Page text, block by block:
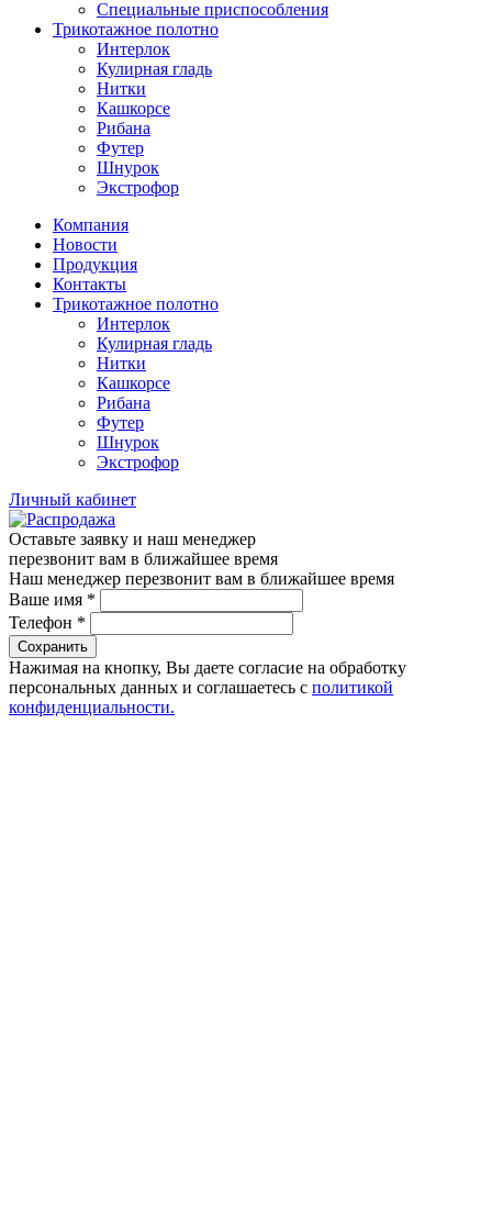
Специальные приспособления
Трикотажное полотно
Интерлок
Кулирная гладь
Нитки
Кашкорсе
Рибана
Футер
Шнурок
Экстрофор
Компания
Новости
Продукция
Контакты
Трикотажное полотно
Интерлок
Кулирная гладь
Нитки
Кашкорсе
Рибана
Футер
Шнурок
Экстрофор
Личный кабинет
Оставьте заявку и наш менеджер
перезвонит вам в ближайшее время
Наш менеджер перезвонит вам в ближайшее время
Ваше имя *
Телефон *
Сохранить
Нажимая на кнопку, Вы даете согласие на обработку
персональных данных и соглашаетесь с политикой
конфиденциальности.